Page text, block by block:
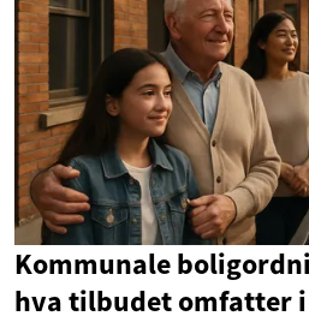
Kommunale
hva tilbudet omfatter i